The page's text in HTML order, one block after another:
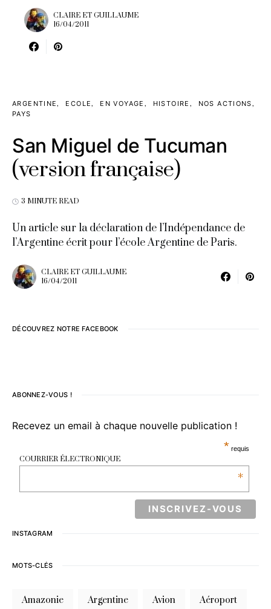
CLAIRE ET GUILLAUME
16/04/2011
ARGENTINE ECOLE EN VOYAGE HISTOIRE
NOS ACTIONS
PAYS
San Miguel de Tucuman
(version française)
3 MINUTE READ
Un article sur la déclaration de l’Indépendance de
l’Argentine écrit pour l’école Argentine de Paris.
CLAIRE ET GUILLAUME
16/04/2011
DÉCOUVREZ NOTRE FACEBOOK
ABONNEZ-VOUS !
Recevez un email à chaque nouvelle publication !
* requis
COURRIER ÉLECTRONIQUE
*
INSTAGRAM
MOTS-CLÉS
Amazonie Argentine Avion Aéroport